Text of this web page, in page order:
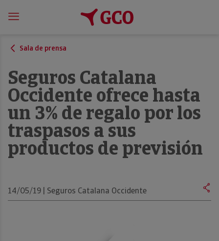
Sala de prensa
Seguros Catalana
Occidente ofrece hasta
un 3% de regalo por los
traspasos a sus
productos de previsión
14/05/19 | Seguros Catalana Occidente